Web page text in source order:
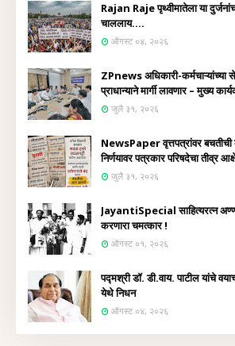
Rajan Raje पृथ्वीमातेला या
चाललाय....
ऑगस्ट ०४, २०२६
ZPnews अधिकारी-कर्मचाऱ्यांच्या
प्राधान्याने मार्गी लावणार – मुख्य
जुलै ३१, २०२६
NewsPaper वृत्तपत्रांवर बचतीची
निर्णयावर पत्रकार परिषदेचा तीव्र
जुलै ३१, २०२६
JayantiSpecial साहित्यरत्न
करणारा चमत्कार !
ऑगस्ट ०१, २०२६
पद्मश्री डॉ. डी.वाय. पाटील यांचे
येथे निधन
ऑगस्ट ०४, २०२६